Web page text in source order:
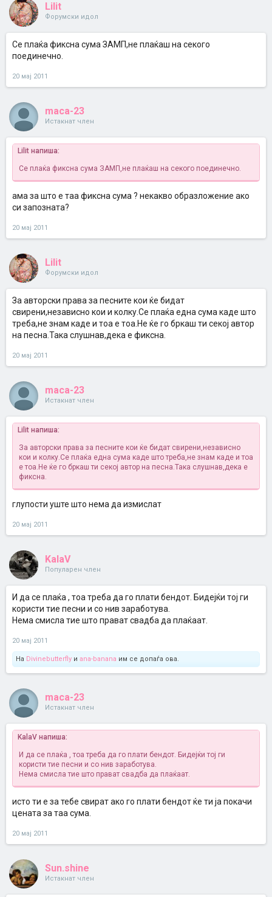
Lilit
Форумски идол
Се плаќа фиксна сума ЗАМП,не плаќаш на секого
поединечно.
20 мај 2011
maca-23
Истакнат член
Lilit напиша:
Се плаќа фиксна сума ЗАМП,не плаќаш на секого поединечно.
ама за што е таа фиксна сума ? некакво образложение ако
си запозната?
20 мај 2011
Lilit
Форумски идол
За авторски права за песните кои ќе бидат
свирени,независно кои и колку.Се плаќа една сума каде што
треба,не знам каде и тоа е тоа.Не ќе го бркаш ти секој автор
на песна.Така слушнав,дека е фиксна.
20 мај 2011
maca-23
Истакнат член
Lilit напиша:
За авторски права за песните кои ќе бидат свирени,независно
кои и колку.Се плаќа една сума каде што треба,не знам каде и тоа
е тоа.Не ќе го бркаш ти секој автор на песна.Така слушнав,дека е
фиксна.
глупости уште што нема да измислат
20 мај 2011
KalaV
Популарен член
И да се плаќа , тоа треба да го плати бендот. Бидејќи тој ги
користи тие песни и со нив заработува.
Нема смисла тие што прават свадба да плаќаат.
20 мај 2011
На Divinebutterfly и ana-banana им се допаѓа ова.
maca-23
Истакнат член
KalaV напиша:
И да се плаќа , тоа треба да го плати бендот. Бидејќи тој ги
користи тие песни и со нив заработува.
Нема смисла тие што прават свадба да плаќаат.
исто ти е за тебе свират ако го плати бендот ќе ти ја покачи
цената за таа сума.
20 мај 2011
Sun.shine
Истакнат член